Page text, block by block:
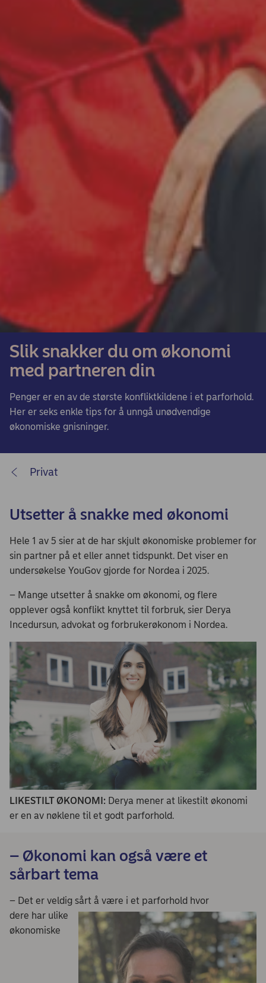
Slik snakker du om økonomi
med partneren din
Penger er en av de største konfliktkildene i et parforhold.
Her er seks enkle tips for å unngå unødvendige
økonomiske gnisninger.
Privat
Utsetter å snakke med økonomi
Hele 1 av 5 sier at de har skjult økonomiske problemer for
sin partner på et eller annet tidspunkt. Det viser en
undersøkelse YouGov gjorde for Nordea i 2025.
– Mange utsetter å snakke om økonomi, og flere
opplever også konflikt knyttet til forbruk, sier Derya
Incedursun, advokat og forbrukerøkonom i Nordea.
LIKESTILT ØKONOMI: Derya mener at likestilt økonomi
er en av nøklene til et godt parforhold.
– Økonomi kan også være et
sårbart tema
– Det er veldig sårt å være i et parforhold hvor
dere har ulike
økonomiske